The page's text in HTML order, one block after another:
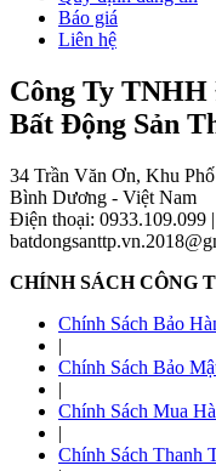
Báo giá
Liên hệ
Công Ty
Bất Động Sản
34 Trần Văn Ơn, Khu
Bình Dương - Việt Nam
Điện thoại: 0933.109.099 |
CHÍNH SÁCH CÔNG
Chính Sách Bảo
|
Chính Sách Bảo
|
Chính Sách Mua
|
Chính Sách Thanh